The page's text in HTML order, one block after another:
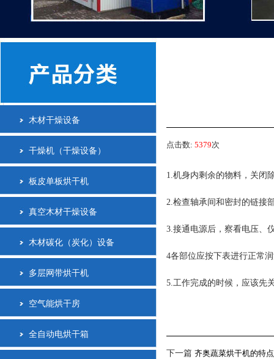
木材干燥设备
干燥机（干燥设备）
板皮单板烘干机
真空木材干燥设备
木材碳化（炭化）设备
多层网带烘干机
空气能烘干房
全自动电烘干箱
点击数: 5379次
1.机身内剩余的物料，关闭
2.检查轴承间和密封的链接
3.接通电源后，察看电压、
4各部位应按下表进行正常
5.工作完成的时候，应该先
下一篇 齐奥蔬菜烘干机的特点